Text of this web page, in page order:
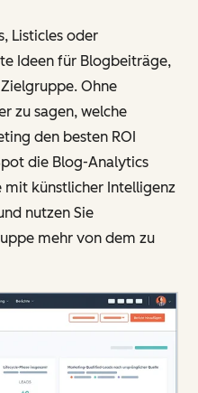
Listicles oder
Ideen für Blogbeiträge,
Ohne
zu sagen, welche
den besten ROI
die Blog-Analytics
künstlicher Intelligenz
nutzen Sie
mehr von dem zu